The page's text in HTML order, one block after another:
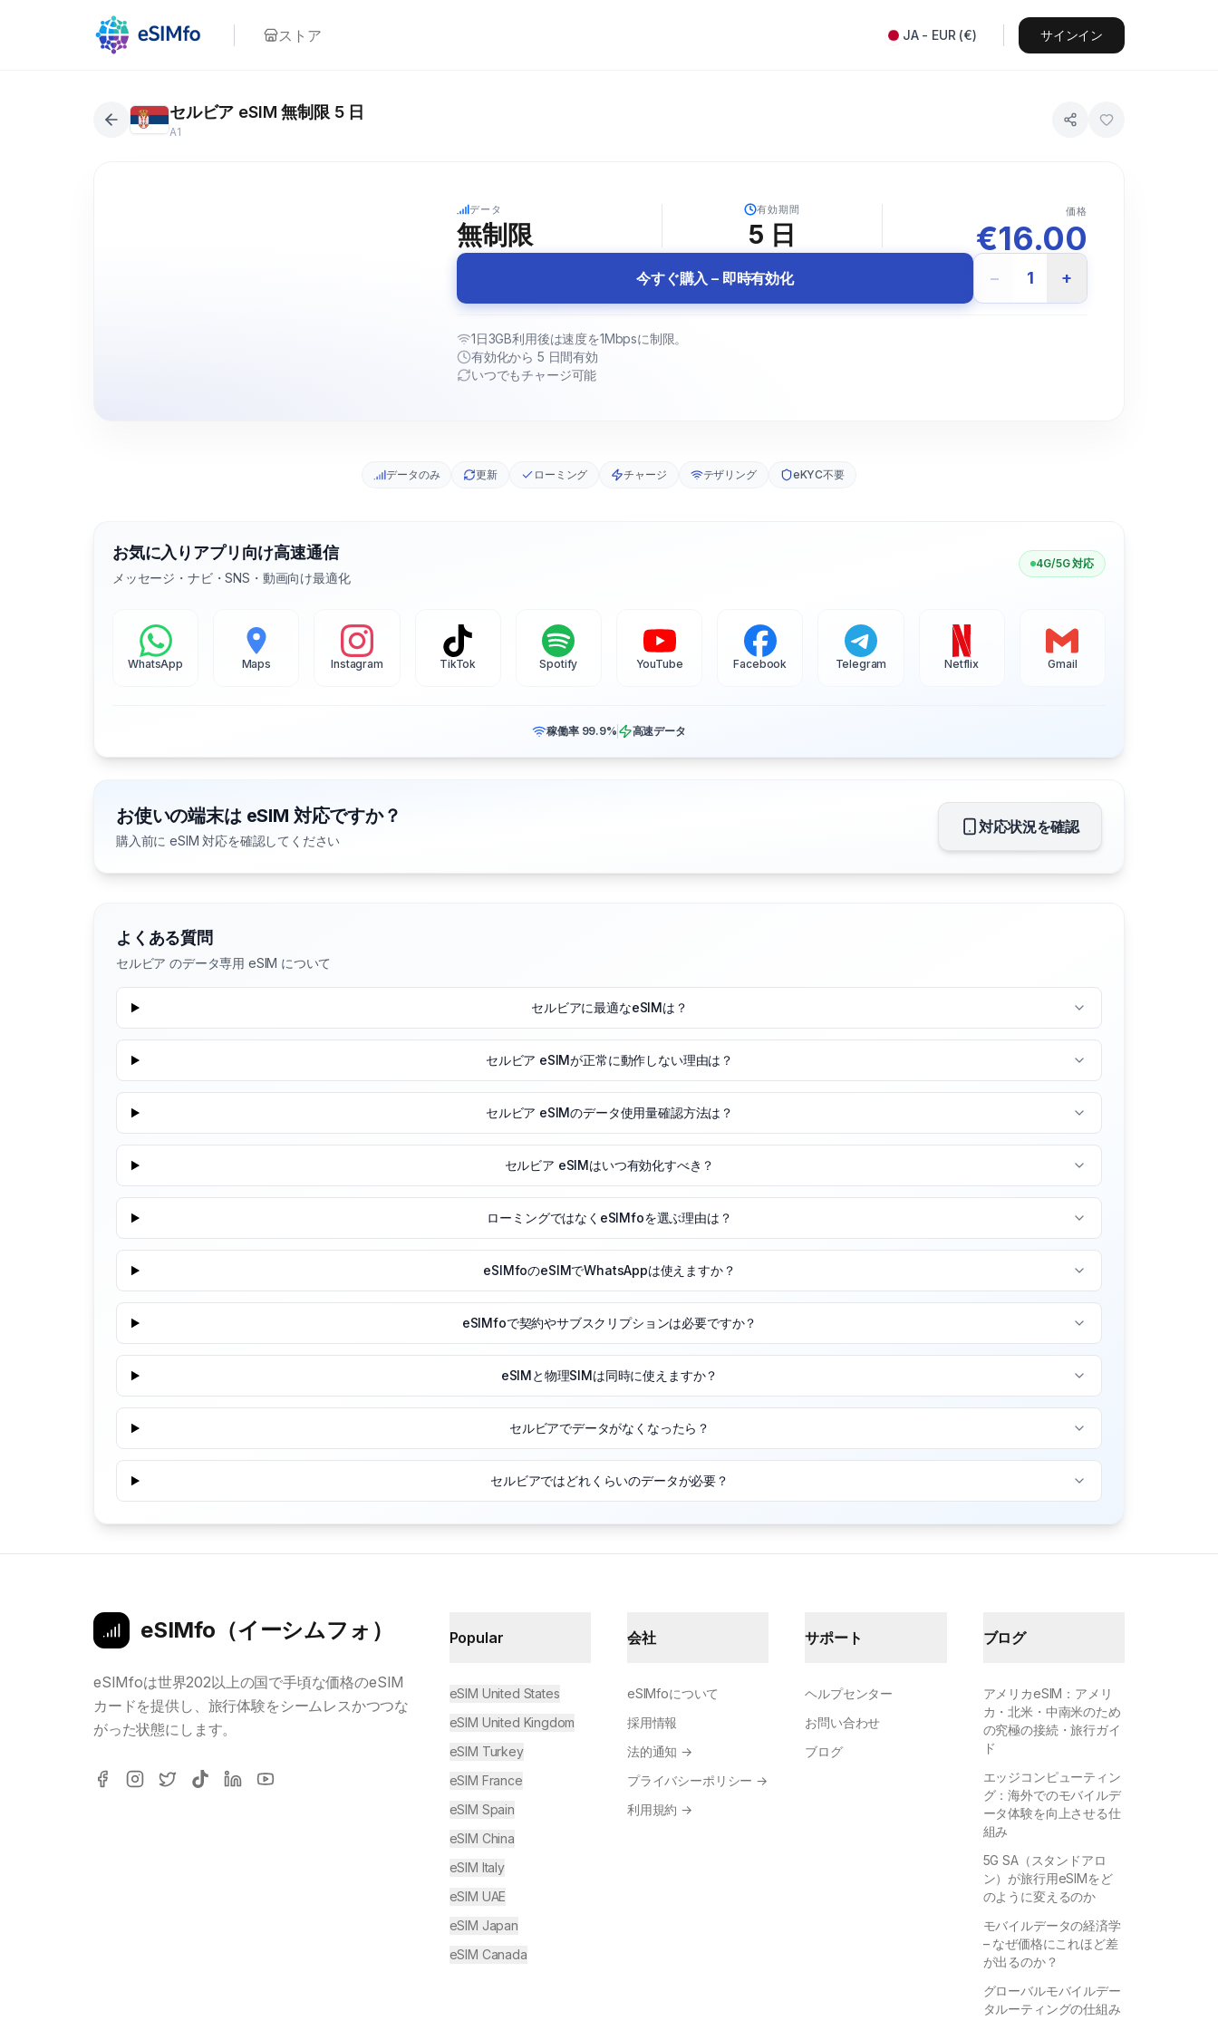
ストア JA- EUR (€) サインイン
セルビア eSIM 無制限 5 日
A1
データ
無制限
有効期間
5 日
価格
€16.00
今すぐ購入 – 即時有効化 − 1 +
1日3GB利用後は速度を1Mbpsに制限。
有効化から 5 日間有効
いつでもチャージ可能
データのみ 更新 ローミング チャージ テザリング eKYC不要
お気に入りアプリ向け高速通信
メッセージ・ナビ・SNS・動画向け最適化
4G/5G 対応
WhatsApp Maps Instagram TikTok Spotify YouTube Facebook Telegram Netflix Gmail
稼働率 99.9% 高速データ
お使いの端末は eSIM 対応ですか？
購入前に eSIM 対応を確認してください
対応状況を確認
よくある質問
セルビア のデータ専用 eSIM について
セルビアに最適なeSIMは？
セルビア eSIMが正常に動作しない理由は？
セルビア eSIMのデータ使用量確認方法は？
セルビア eSIMはいつ有効化すべき？
ローミングではなくeSIMfoを選ぶ理由は？
eSIMfoのeSIMでWhatsAppは使えますか？
eSIMfoで契約やサブスクリプションは必要ですか？
eSIMと物理SIMは同時に使えますか？
セルビアでデータがなくなったら？
セルビアではどれくらいのデータが必要？
eSIMfo（イーシムフォ）
eSIMfoは世界202以上の国で手頃な価格のeSIM
カードを提供し、旅行体験をシームレスかつつな
がった状態にします。
Popular
eSIM United States
eSIM United Kingdom
eSIM Turkey
eSIM France
eSIM Spain
eSIM China
eSIM Italy
eSIM UAE
eSIM Japan
eSIM Canada
会社
eSIMfoについて
採用情報
法的通知 →
プライバシーポリシー →
利用規約 →
サポート
ヘルプセンター
お問い合わせ
ブログ
ブログ
アメリカeSIM：アメリ
カ・北米・中南米のため
の究極の接続・旅行ガイ
ド
エッジコンピューティン
グ：海外でのモバイルデ
ータ体験を向上させる仕
組み
5G SA（スタンドアロ
ン）が旅行用eSIMをど
のように変えるのか
モバイルデータの経済学
– なぜ価格にこれほど差
が出るのか？
グローバルモバイルデー
タルーティングの仕組み